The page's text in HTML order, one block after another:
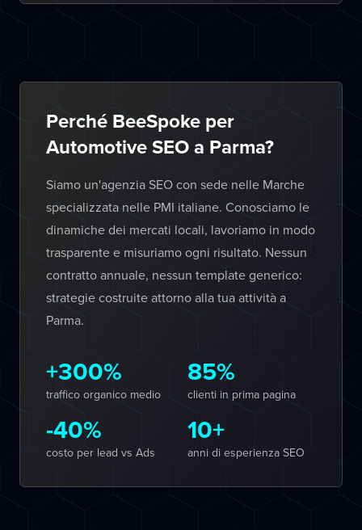
Perché BeeSpoke per
Automotive SEO a Parma?
Siamo un'agenzia SEO con sede nelle Marche
specializzata nelle PMI italiane. Conosciamo le
dinamiche dei mercati locali, lavoriamo in modo
trasparente e misuriamo ogni risultato. Nessun
contratto annuale, nessun template generico:
strategie costruite attorno alla tua attività a
Parma.
+300%
traffico organico medio
85%
clienti in prima pagina
-40%
costo per lead vs Ads
10+
anni di esperienza SEO